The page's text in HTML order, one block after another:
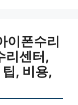
이폰수리
리센터,
, 비용,